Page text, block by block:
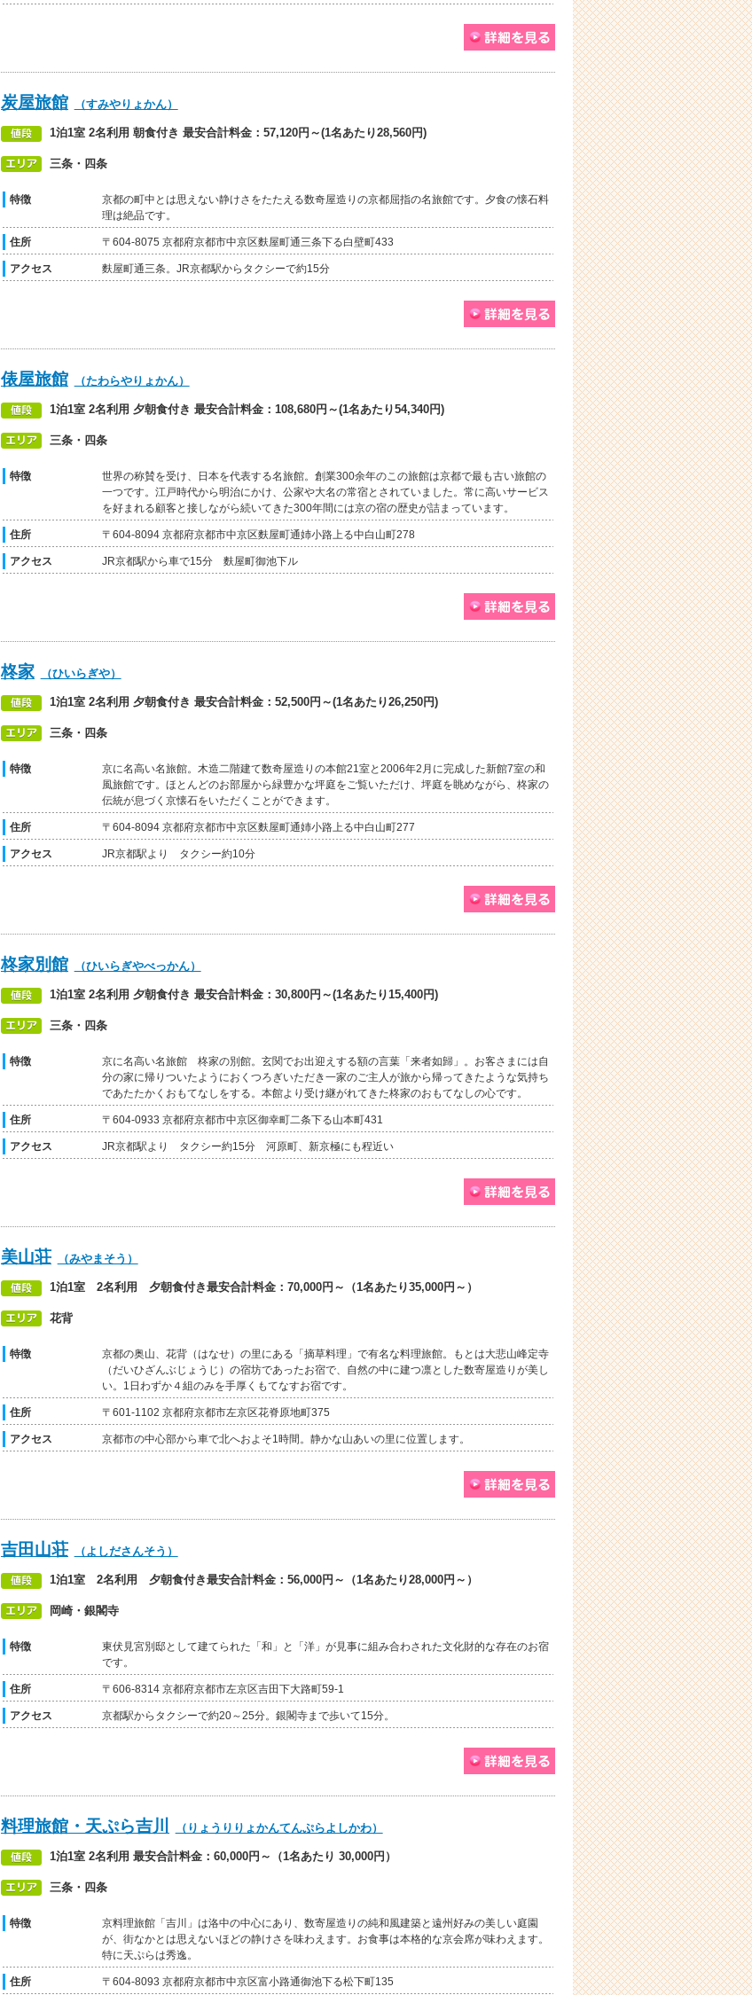
炭屋旅館 （すみやりょかん）
1泊1室 2名利用 朝食付き 最安合計料金：57,120円～(1名あたり28,560円)
三条・四条
特徴
京都の町中とは思えない静けさをたたえる数奇屋造りの京都屈指の名旅館です。夕食の懐石料
理は絶品です。
住所 〒604-8075 京都府京都市中京区麩屋町通三条下る白壁町433
アクセス 麩屋町通三条。JR京都駅からタクシーで約15分
俵屋旅館 （たわらやりょかん）
1泊1室 2名利用 夕朝食付き 最安合計料金：108,680円～(1名あたり54,340円)
三条・四条
特徴
世界の称賛を受け、日本を代表する名旅館。創業300余年のこの旅館は京都で最も古い旅館の
一つです。江戸時代から明治にかけ、公家や大名の常宿とされていました。常に高いサービス
を好まれる顧客と接しながら続いてきた300年間には京の宿の歴史が詰まっています。
住所 〒604-8094 京都府京都市中京区麩屋町通姉小路上る中白山町278
アクセス JR京都駅から車で15分 麩屋町御池下ル
柊家 （ひいらぎや）
1泊1室 2名利用 夕朝食付き 最安合計料金：52,500円～(1名あたり26,250円)
三条・四条
特徴
京に名高い名旅館。木造二階建て数奇屋造りの本館21室と2006年2月に完成した新館7室の和
風旅館です。ほとんどのお部屋から緑豊かな坪庭をご覧いただけ、坪庭を眺めながら、柊家の
伝統が息づく京懐石をいただくことができます。
住所 〒604-8094 京都府京都市中京区麩屋町通姉小路上る中白山町277
アクセス JR京都駅より タクシー約10分
柊家別館 （ひいらぎやべっかん）
1泊1室 2名利用 夕朝食付き 最安合計料金：30,800円～(1名あたり15,400円)
三条・四条
特徴
京に名高い名旅館 柊家の別館。玄関でお出迎えする額の言葉「来者如歸」。お客さまには自
分の家に帰りついたようにおくつろぎいただき一家のご主人が旅から帰ってきたような気持ち
であたたかくおもてなしをする。本館より受け継がれてきた柊家のおもてなしの心です。
住所 〒604-0933 京都府京都市中京区御幸町二条下る山本町431
アクセス JR京都駅より タクシー約15分 河原町、新京極にも程近い
美山荘 （みやまそう）
1泊1室 2名利用 夕朝食付き最安合計料金：70,000円～（1名あたり35,000円～）
花背
特徴
京都の奥山、花背（はなせ）の里にある「摘草料理」で有名な料理旅館。もとは大悲山峰定寺
（だいひざんぶじょうじ）の宿坊であったお宿で、自然の中に建つ凛とした数寄屋造りが美し
い。1日わずか４組のみを手厚くもてなすお宿です。
住所 〒601-1102 京都府京都市左京区花脊原地町375
アクセス 京都市の中心部から車で北へおよそ1時間。静かな山あいの里に位置します。
吉田山荘 （よしださんそう）
1泊1室 2名利用 夕朝食付き最安合計料金：56,000円～（1名あたり28,000円～）
岡崎・銀閣寺
特徴
東伏見宮別邸として建てられた「和」と「洋」が見事に組み合わされた文化財的な存在のお宿
です。
住所 〒606-8314 京都府京都市左京区吉田下大路町59-1
アクセス 京都駅からタクシーで約20～25分。銀閣寺まで歩いて15分。
料理旅館・天ぷら吉川 （りょうりりょかんてんぷらよしかわ）
1泊1室 2名利用 最安合計料金：60,000円～（1名あたり 30,000円）
三条・四条
特徴
京料理旅館「吉川」は洛中の中心にあり、数寄屋造りの純和風建築と遠州好みの美しい庭園
が、街なかとは思えないほどの静けさを味わえます。お食事は本格的な京会席が味わえます。
特に天ぷらは秀逸。
住所 〒604-8093 京都府京都市中京区富小路通御池下る松下町135